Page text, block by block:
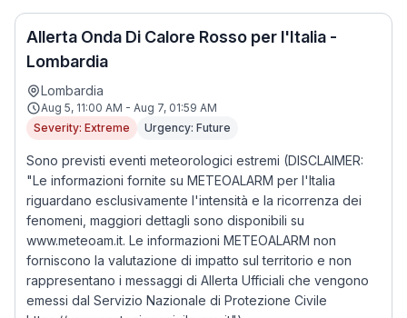
Allerta Onda Di Calore Rosso per l'Italia -
Lombardia
Lombardia
Aug 5, 11:00 AM - Aug 7, 01:59 AM
Severity: Extreme
Urgency: Future
Sono previsti eventi meteorologici estremi (DISCLAIMER:
"Le informazioni fornite su METEOALARM per l'Italia
riguardano esclusivamente l'intensità e la ricorrenza dei
fenomeni, maggiori dettagli sono disponibili su
www.meteoam.it. Le informazioni METEOALARM non
forniscono la valutazione di impatto sul territorio e non
rappresentano i messaggi di Allerta Ufficiali che vengono
emessi dal Servizio Nazionale di Protezione Civile